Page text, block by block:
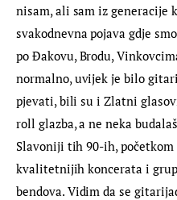
nisam, ali sam iz generacije
svakodnevna pojava gdje
po Đakovu, Brodu,
normalno, uvijek je bilo
pjevati, bili su i Zlatni
roll glazba, a ne neka
Slavoniji tih 90-ih,
kvalitetnijih koncerata i
bendova. Vidim da se